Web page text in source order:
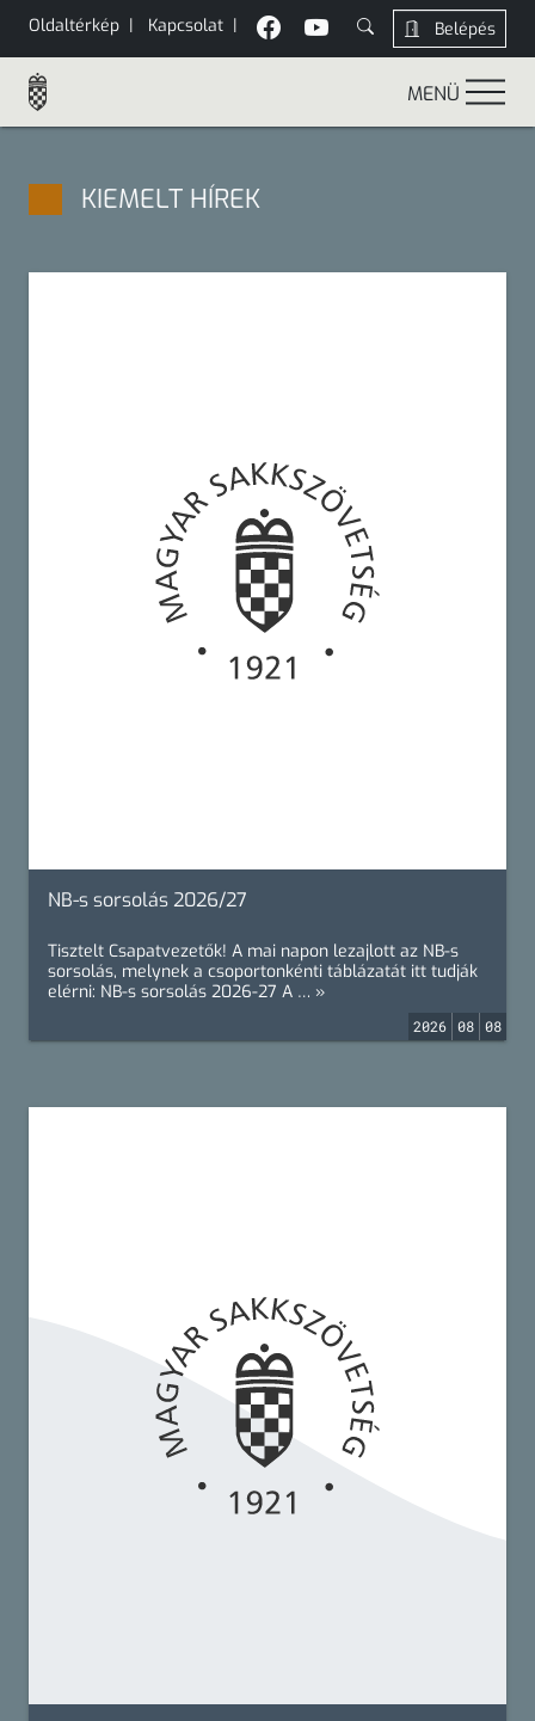
Oldaltérkép | Kapcsolat | Belépés
MENÜ
KIEMELT HÍREK
NB-s sorsolás 2026/27
Tisztelt Csapatvezetők! A mai napon lezajlott az NB-s
sorsolás, melynek a csoportonkénti táblázatát itt tudják
elérni: NB-s sorsolás 2026-27 A … »
2026 08 08